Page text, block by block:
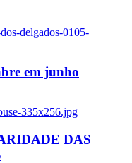
delgados-0105-
em junho
335x256.jpg
DAS